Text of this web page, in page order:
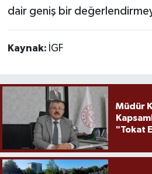
dair geniş bir
Kaynak: İGF
Müdür
"Tokat